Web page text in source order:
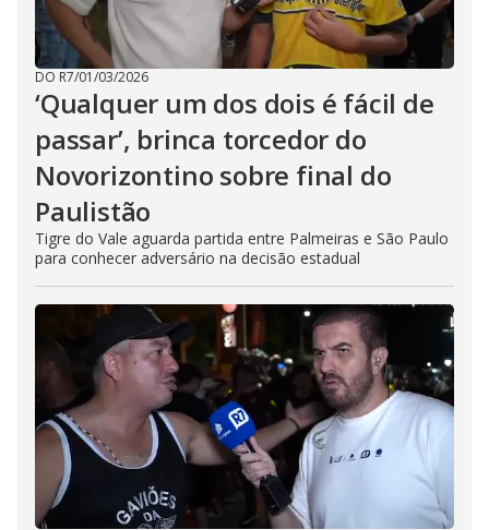
DO R7/01/03/2026
‘Qualquer um dos dois é fácil de
passar’, brinca torcedor do
Novorizontino sobre final do
Paulistão
Tigre do Vale aguarda partida entre Palmeiras e São Paulo
para conhecer adversário na decisão estadual